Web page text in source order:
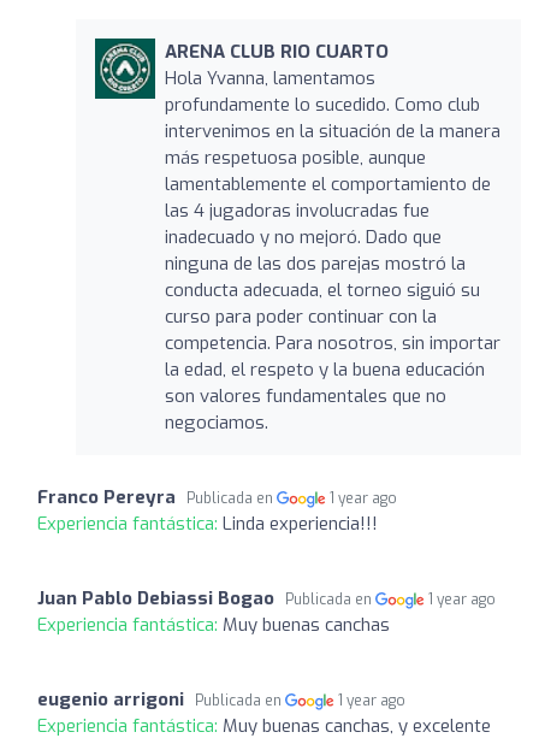
ARENA CLUB RIO CUARTO
Hola Yvanna, lamentamos
profundamente lo sucedido. Como club
intervenimos en la situación de la manera
más respetuosa posible, aunque
lamentablemente el comportamiento de
las 4 jugadoras involucradas fue
inadecuado y no mejoró. Dado que
ninguna de las dos parejas mostró la
conducta adecuada, el torneo siguió su
curso para poder continuar con la
competencia. Para nosotros, sin importar
la edad, el respeto y la buena educación
son valores fundamentales que no
negociamos.
Franco Pereyra Publicada en 1 year ago
Experiencia fantástica: Linda experiencia!!!
Juan Pablo Debiassi Bogao Publicada en 1 year ago
Experiencia fantástica: Muy buenas canchas
eugenio arrigoni Publicada en 1 year ago
Experiencia fantástica: Muy buenas canchas, y excelente